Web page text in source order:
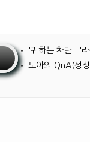
• '귀하는 차단...'
• 도아의 QnA(성